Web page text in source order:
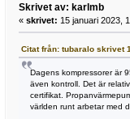
Skrivet av: karlmb
« skrivet: 15 januari 2023,
Citat från: tubaralo skrivet
Dagens kompressorer är
även kontroll. Det är
certifikat.
världen runt arbetar med